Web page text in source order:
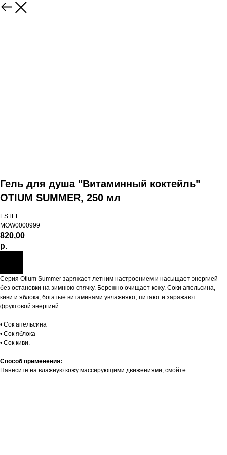
Гель для душа "Витаминный коктейль"
OTIUM SUMMER, 250 мл
ESTEL
MOW0000999
820,00
р.
Серия Otium Summer заряжает летним настроением и насыщает энергией
без остановки на зимнюю спячку. Бережно очищает кожу. Соки апельсина,
киви и яблока, богатые витаминами увлажняют, питают и заряжают
фруктовой энергией.
• Сок апельсина
• Сок яблока
• Сок киви.
Способ применения:
Нанесите на влажную кожу массирующими движениями, смойте.